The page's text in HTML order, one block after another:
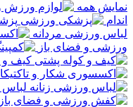
نمایش همه
اندام
لباس ورزشی مردانه
ورزشی و فضای باز
کیف و
لباس